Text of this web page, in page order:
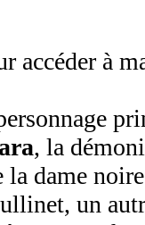
accéder à
, la
dame
un